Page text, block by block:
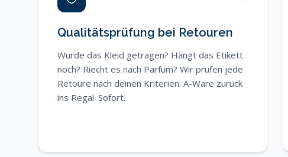
Qualitätsprüfung bei Retouren
Wurde das Kleid getragen? Hängt das Etikett
noch? Riecht es nach Parfüm? Wir prüfen jede
Retoure nach deinen Kriterien. A-Ware zurück
ins Regal. Sofort.